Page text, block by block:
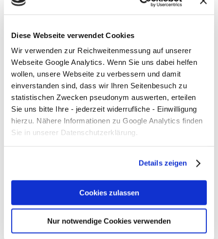
Diese Webseite verwendet Cookies
Wir verwenden zur Reichweitenmessung auf unserer
Webseite Google Analytics. Wenn Sie uns dabei helfen
wollen, unsere Webseite zu verbessern und damit
einverstanden sind, dass wir Ihren Seitenbesuch zu
statistischen Zwecken pseudonym auswerten, erteilen
Sie uns bitte Ihre - jederzeit widerrufliche - Einwilligung
hierzu. Nähere Informationen zu Google Analytics finden
Sie in unserer Datenschutzerklärung.
Details zeigen
Cookies zulassen
Nur notwendige Cookies verwenden
herumliegt, kann er gesammelt werden. Das
Sammler ist in diesem Jahr von 11 bis 14 Uhr
auf dem Roderbruchmarkt.
Unter den Schülerinnen und Schülern sind auch
die „Pfandpiraten“. Sie sorgen dafür, dass
Pfandflaschen in der Schule getrennt
gesammelt werden. Das Pfandgeld wird für
gemeinsame Projekte in der Schule
Abfallvermeidung und Mülltrennung.
Drogeriemarktkette „dm“, der
Discountmarktkette „NP“ sowie des